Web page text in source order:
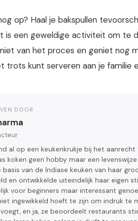
op? Haal je bakspullen
is een geweldige activiteit om te
van het proces en geniet nog
trots kunt serveren aan je familie
DOOR
al op een keukenkrukje bij het
koken geen hobby maar een
basis van de Indiase keuken van haar
en ontwikkelde uiteindelijk haar eigen
voor beginners maar interessant
ingewikkeld hoeft te zijn om indruk te
en ja, ze beoordeelt restaurants